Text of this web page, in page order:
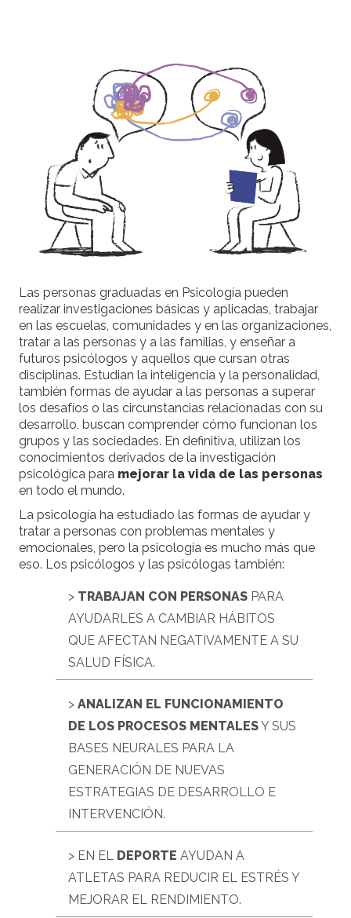
Las personas graduadas en Psicología pueden
realizar investigaciones básicas y aplicadas, trabajar
en las escuelas, comunidades y en las organizaciones,
tratar a las personas y a las familias, y enseñar a
futuros psicólogos y aquellos que cursan otras
disciplinas. Estudian la inteligencia y la personalidad,
también formas de ayudar a las personas a superar
los desafíos o las circunstancias relacionadas con su
desarrollo, buscan comprender cómo funcionan los
grupos y las sociedades. En definitiva, utilizan los
conocimientos derivados de la investigación
psicológica para mejorar la vida de las personas
en todo el mundo.
La psicología ha estudiado las formas de ayudar y
tratar a personas con problemas mentales y
emocionales, pero la psicología es mucho más que
eso. Los psicólogos y las psicólogas también:
> TRABAJAN CON PERSONAS PARA
AYUDARLES A CAMBIAR HÁBITOS
QUE AFECTAN NEGATIVAMENTE A SU
SALUD FÍSICA.
> ANALIZAN EL FUNCIONAMIENTO
DE LOS PROCESOS MENTALESY SUS
BASES NEURALES PARA LA
GENERACIÓN DE NUEVAS
ESTRATEGIAS DE DESARROLLO E
INTERVENCIÓN.
> EN EL DEPORTE AYUDAN A
ATLETAS PARA REDUCIR EL ESTRÉS Y
MEJORAR EL RENDIMIENTO.